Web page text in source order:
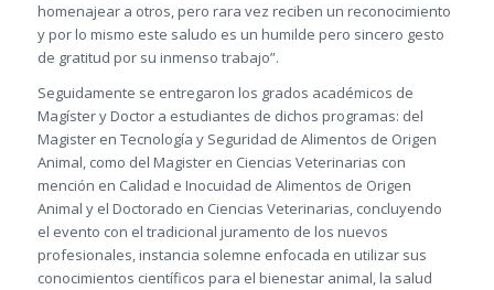
homenajear a otros, pero rara vez reciben un reconocimiento
y por lo mismo este saludo es un humilde pero sincero gesto
de gratitud por su inmenso trabajo”.
Seguidamente se entregaron los grados académicos de
Magíster y Doctor a estudiantes de dichos programas: del
Magister en Tecnología y Seguridad de Alimentos de Origen
Animal, como del Magister en Ciencias Veterinarias con
mención en Calidad e Inocuidad de Alimentos de Origen
Animal y el Doctorado en Ciencias Veterinarias, concluyendo
el evento con el tradicional juramento de los nuevos
profesionales, instancia solemne enfocada en utilizar sus
conocimientos científicos para el bienestar animal, la salud